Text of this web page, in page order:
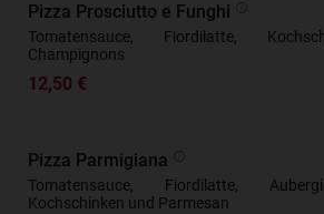
Pizza Prosciutto e Funghi
Tomatensauce, Fiordilatte,
Champignons
12,50 €
Pizza Parmigiana
Tomatensauce, Fiordilatte,
Kochschinken und Parmesan